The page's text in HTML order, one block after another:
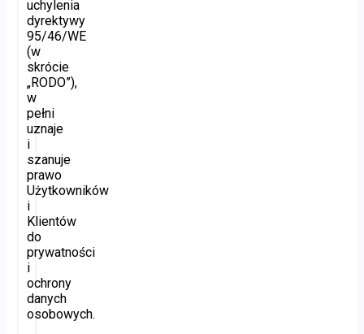
uchylenia
dyrektywy
95/46/WE
(w
skrócie
„RODO”),
w
pełni
uznaje
i
szanuje
prawo
Użytkowników
i
Klientów
do
prywatności
i
ochrony
danych
osobowych.